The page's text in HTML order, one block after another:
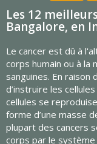
Les 12
Bangalore, en
Le cancer est dû à
corps humain ou à la
sanguines. En raison
d’instruire les
cellules se
forme d’une masse
plupart des cancers
corps par le